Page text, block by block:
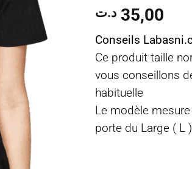
35,00 د.ت
Conseils
Ce produit taille
vous conseillons
habituelle
Le modèle
porte du Large ( L )